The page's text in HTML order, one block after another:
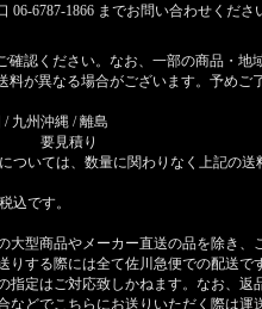
06-6787-1866 までお問い合わせくださ
確認ください。なお、一部の商品・地
料が異なる場合がございます。予めご
/ 九州沖縄 / 離島
要見積り
ついては、数量に関わりなく上記の送
込です。
大型商品やメーカー直送の品を除き、
りする際には全て佐川急便での配送で
指定はご対応致しかねます。なお、返
などでこちらにお送りいただく際は運